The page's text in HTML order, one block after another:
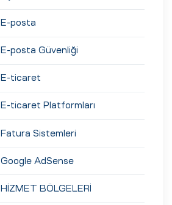
E-posta
E-posta Güvenliği
E-ticaret
E-ticaret Platformları
Fatura Sistemleri
Google AdSense
HİZMET BÖLGELERİ